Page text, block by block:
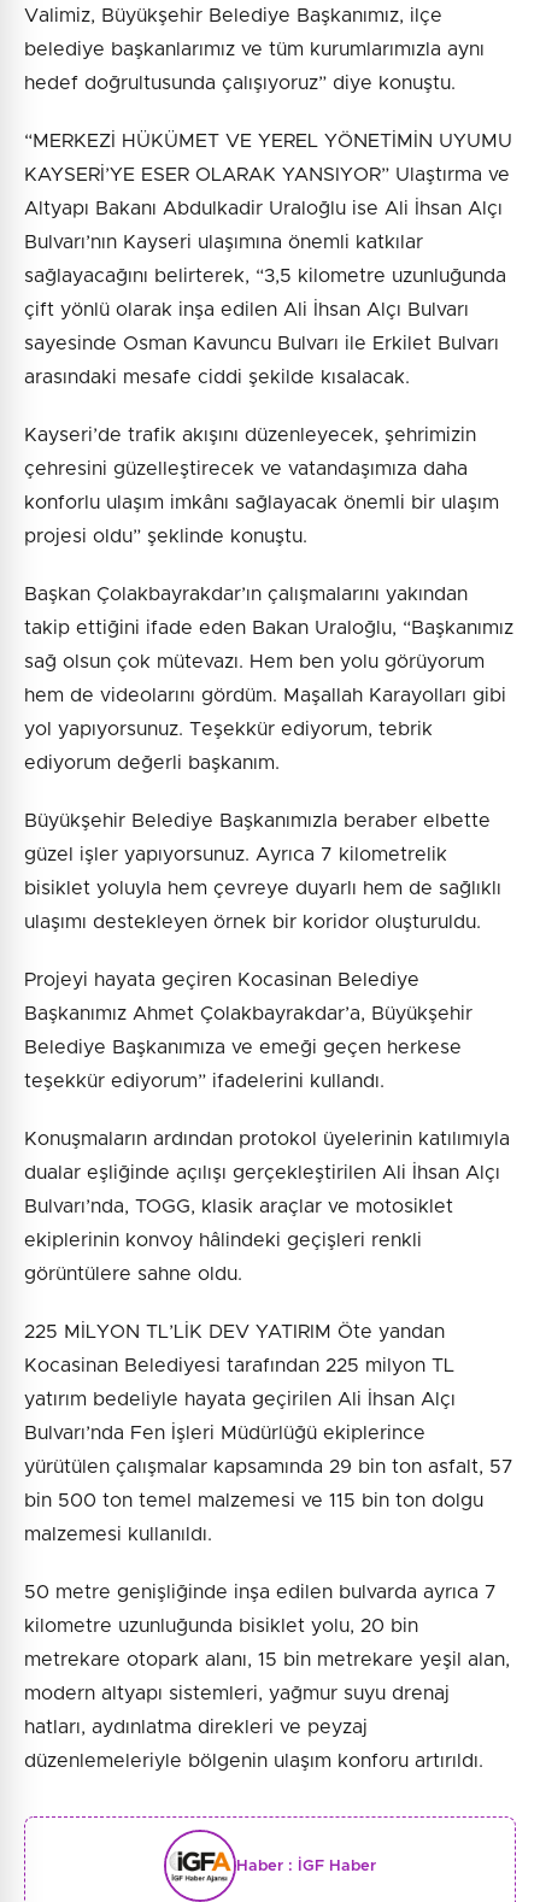
Valimiz, Büyükşehir Belediye Başkanımız, ilçe
belediye başkanlarımız ve tüm kurumlarımızla aynı
hedef doğrultusunda çalışıyoruz” diye konuştu.
“MERKEZİ HÜKÜMET VE YEREL YÖNETİMİN UYUMU
KAYSERİ’YE ESER OLARAK YANSIYOR” Ulaştırma ve
Altyapı Bakanı Abdulkadir Uraloğlu ise Ali İhsan Alçı
Bulvarı’nın Kayseri ulaşımına önemli katkılar
sağlayacağını belirterek, “3,5 kilometre uzunluğunda
çift yönlü olarak inşa edilen Ali İhsan Alçı Bulvarı
sayesinde Osman Kavuncu Bulvarı ile Erkilet Bulvarı
arasındaki mesafe ciddi şekilde kısalacak.
Kayseri’de trafik akışını düzenleyecek, şehrimizin
çehresini güzelleştirecek ve vatandaşımıza daha
konforlu ulaşım imkânı sağlayacak önemli bir ulaşım
projesi oldu” şeklinde konuştu.
Başkan Çolakbayrakdar’ın çalışmalarını yakından
takip ettiğini ifade eden Bakan Uraloğlu, “Başkanımız
sağ olsun çok mütevazı. Hem ben yolu görüyorum
hem de videolarını gördüm. Maşallah Karayolları gibi
yol yapıyorsunuz. Teşekkür ediyorum, tebrik
ediyorum değerli başkanım.
Büyükşehir Belediye Başkanımızla beraber elbette
güzel işler yapıyorsunuz. Ayrıca 7 kilometrelik
bisiklet yoluyla hem çevreye duyarlı hem de sağlıklı
ulaşımı destekleyen örnek bir koridor oluşturuldu.
Projeyi hayata geçiren Kocasinan Belediye
Başkanımız Ahmet Çolakbayrakdar’a, Büyükşehir
Belediye Başkanımıza ve emeği geçen herkese
teşekkür ediyorum” ifadelerini kullandı.
Konuşmaların ardından protokol üyelerinin katılımıyla
dualar eşliğinde açılışı gerçekleştirilen Ali İhsan Alçı
Bulvarı’nda, TOGG, klasik araçlar ve motosiklet
ekiplerinin konvoy hâlindeki geçişleri renkli
görüntülere sahne oldu.
225 MİLYON TL’LİK DEV YATIRIM Öte yandan
Kocasinan Belediyesi tarafından 225 milyon TL
yatırım bedeliyle hayata geçirilen Ali İhsan Alçı
Bulvarı’nda Fen İşleri Müdürlüğü ekiplerince
yürütülen çalışmalar kapsamında 29 bin ton asfalt, 57
bin 500 ton temel malzemesi ve 115 bin ton dolgu
malzemesi kullanıldı.
50 metre genişliğinde inşa edilen bulvarda ayrıca 7
kilometre uzunluğunda bisiklet yolu, 20 bin
metrekare otopark alanı, 15 bin metrekare yeşil alan,
modern altyapı sistemleri, yağmur suyu drenaj
hatları, aydınlatma direkleri ve peyzaj
düzenlemeleriyle bölgenin ulaşım konforu artırıldı.
Haber : İGF Haber